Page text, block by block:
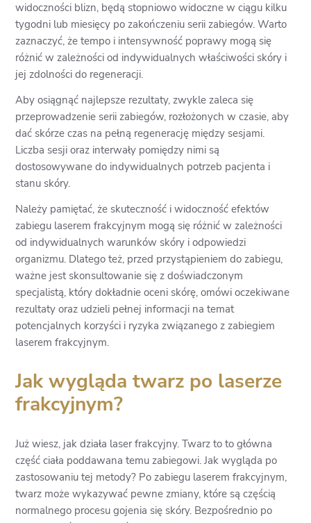
widoczności blizn, będą stopniowo widoczne w ciągu kilku
tygodni lub miesięcy po zakończeniu serii zabiegów. Warto
zaznaczyć, że tempo i intensywność poprawy mogą się
różnić w zależności od indywidualnych właściwości skóry i
jej zdolności do regeneracji.
Aby osiągnąć najlepsze rezultaty, zwykle zaleca się
przeprowadzenie serii zabiegów, rozłożonych w czasie, aby
dać skórze czas na pełną regenerację między sesjami.
Liczba sesji oraz interwały pomiędzy nimi są
dostosowywane do indywidualnych potrzeb pacjenta i
stanu skóry.
Należy pamiętać, że skuteczność i widoczność efektów
zabiegu laserem frakcyjnym mogą się różnić w zależności
od indywidualnych warunków skóry i odpowiedzi
organizmu. Dlatego też, przed przystąpieniem do zabiegu,
ważne jest skonsultowanie się z doświadczonym
specjalistą, który dokładnie oceni skórę, omówi oczekiwane
rezultaty oraz udzieli pełnej informacji na temat
potencjalnych korzyści i ryzyka związanego z zabiegiem
laserem frakcyjnym.
Jak wygląda twarz po laserze
frakcyjnym?
Już wiesz, jak działa laser frakcyjny. Twarz to to główna
część ciała poddawana temu zabiegowi. Jak wygląda po
zastosowaniu tej metody? Po zabiegu laserem frakcyjnym,
twarz może wykazywać pewne zmiany, które są częścią
normalnego procesu gojenia się skóry. Bezpośrednio po